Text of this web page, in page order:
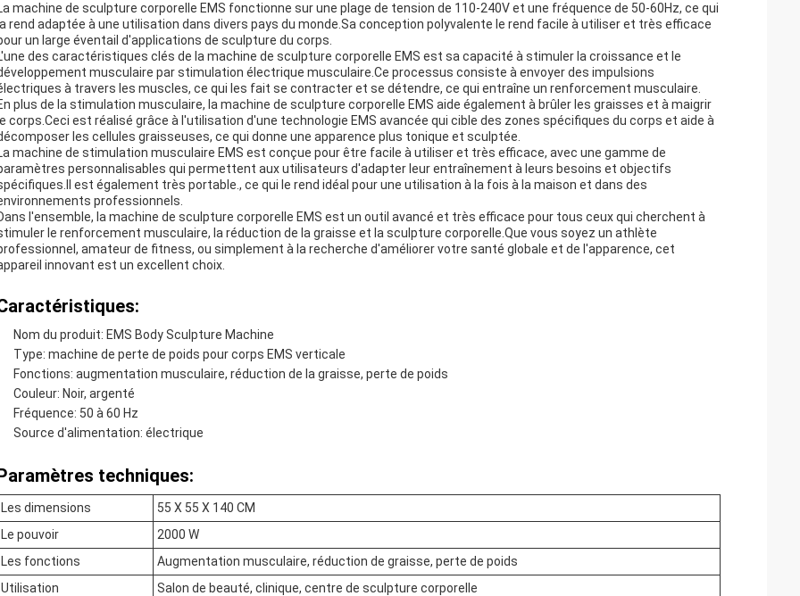
machine de sculpture corporelle EMS fonctionne sur une plage de tension de 110-240V et une fréquence de 50-60Hz, ce qui
rend adaptée à une utilisation dans divers pays du monde.Sa conception polyvalente le rend facile à utiliser et très efficace
un large éventail d'applications de sculpture du corps.
des caractéristiques clés de la machine de sculpture corporelle EMS est sa capacité à stimuler la croissance et le
musculaire par stimulation électrique musculaire.Ce processus consiste à envoyer des impulsions
à travers les muscles, ce qui les fait se contracter et se détendre, ce qui entraîne un renforcement musculaire.
plus de la stimulation musculaire, la machine de sculpture corporelle EMS aide également à brûler les graisses et à maigrir
corps.Ceci est réalisé grâce à l'utilisation d'une technologie EMS avancée qui cible des zones spécifiques du corps et aide à
les cellules graisseuses, ce qui donne une apparence plus tonique et sculptée.
machine de stimulation musculaire EMS est conçue pour être facile à utiliser et très efficace, avec une gamme de
personnalisables qui permettent aux utilisateurs d'adapter leur entraînement à leurs besoins et objectifs
est également très portable., ce qui le rend idéal pour une utilisation à la fois à la maison et dans des
professionnels.
l'ensemble, la machine de sculpture corporelle EMS est un outil avancé et très efficace pour tous ceux qui cherchent à
le renforcement musculaire, la réduction de la graisse et la sculpture corporelle.Que vous soyez un athlète
amateur de fitness, ou simplement à la recherche d'améliorer votre santé globale et de l'apparence, cet
innovant est un excellent choix.
Nom du produit: EMS Body Sculpture Machine
Type: machine de perte de poids pour corps EMS verticale
Fonctions: augmentation musculaire, réduction de la graisse, perte de poids
Couleur: Noir, argenté
Fréquence: 50 à 60 Hz
Source d'alimentation: électrique
techniques:
Les dimensions
55 X 55 X 140 CM
Le pouvoir
2000 W
Les fonctions
Augmentation musculaire, réduction de graisse, perte de poids
Utilisation
Salon de beauté, clinique, centre de sculpture corporelle